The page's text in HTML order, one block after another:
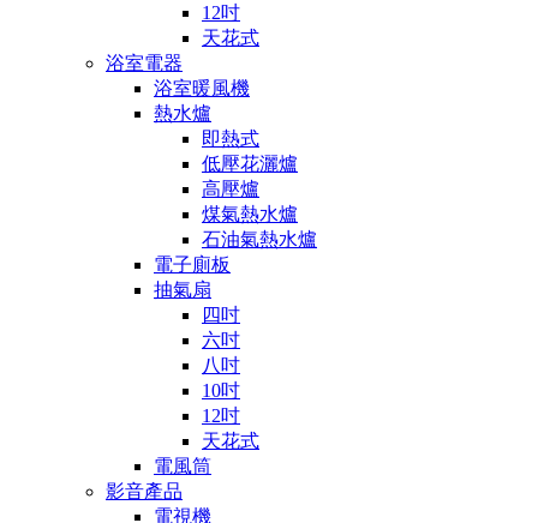
12吋
天花式
浴室電器
浴室暖風機
熱水爐
即熱式
低壓花灑爐
高壓爐
煤氣熱水爐
石油氣熱水爐
電子廁板
抽氣扇
四吋
六吋
八吋
10吋
12吋
天花式
電風筒
影音產品
電視機